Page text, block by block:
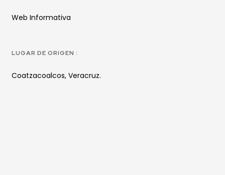
Web Informativa
LUGAR DE ORIGEN :
Coatzacoalcos, Veracruz.